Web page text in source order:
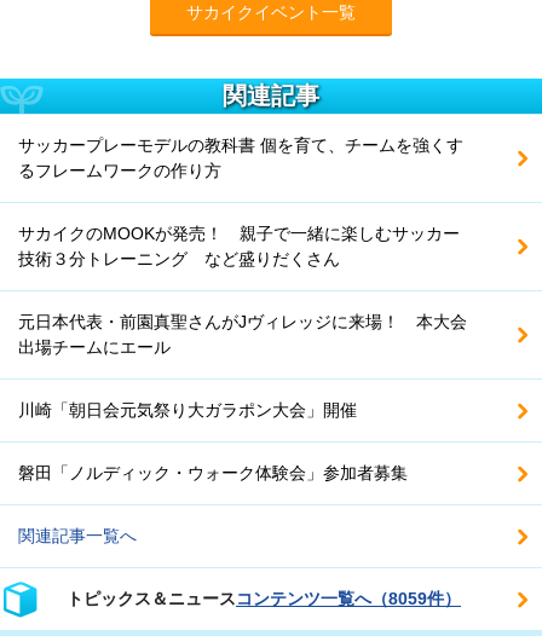
サカイクイベント一覧
関連記事
サッカープレーモデルの教科書 個を育て、チームを強くす
るフレームワークの作り方
サカイクのMOOKが発売！ 親子で一緒に楽しむサッカー
技術３分トレーニング など盛りだくさん
元日本代表・前園真聖さんがJヴィレッジに来場！ 本大会
出場チームにエール
川崎「朝日会元気祭り大ガラポン大会」開催
磐田「ノルディック・ウォーク体験会」参加者募集
関連記事一覧へ
トピックス＆ニュースコンテンツ一覧へ（8059件）